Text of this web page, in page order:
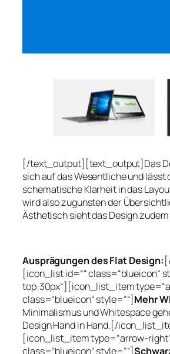
[/text_output][text_output]Das
sich auf das Wesentliche und lässt
schematische Klarheit in das
wird also zugunsten der
Ästhetisch sieht das Design
Ausprägungen des Flat Design:
[icon_list id=““ class=“blueicon“
top:30px“][icon_list_item
class=“blueicon“ style=““]Mehr
Minimalismus und Whitespace
Design Hand in Hand.[/
[icon_list_item type=“arrow-
class=“blueicon“ style=““]